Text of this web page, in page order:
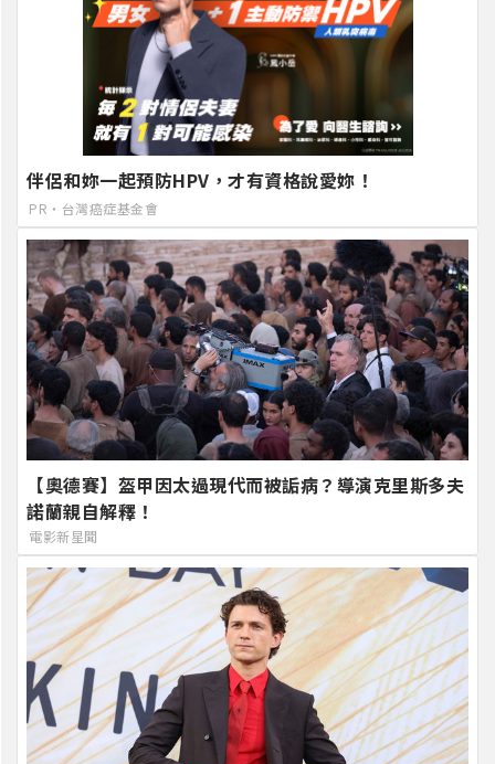
伴侶和妳一起預防HPV，才有資格說愛妳！
PR・台灣癌症基金會
【奧德賽】盔甲因太過現代而被詬病？導演克里斯多夫
諾蘭親自解釋！
電影新星聞